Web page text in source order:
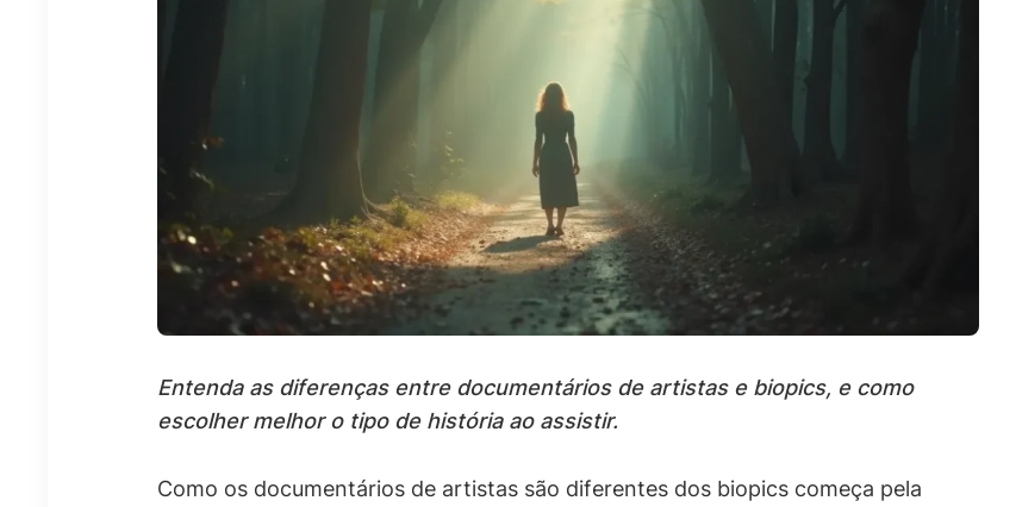
Entenda as diferenças entre documentários de artistas e biopics, e como
escolher melhor o tipo de história ao assistir.
Como os documentários de artistas são diferentes dos biopics começa pela